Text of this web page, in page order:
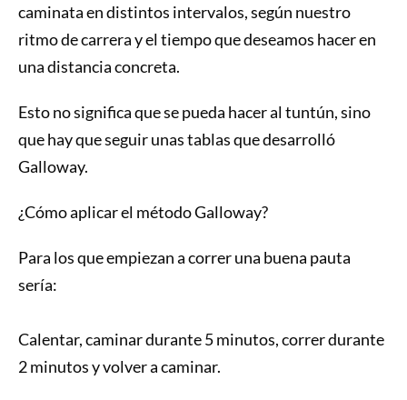
caminata en distintos intervalos, según nuestro
ritmo de carrera y el tiempo que deseamos hacer en
una distancia concreta.
Esto no significa que se pueda hacer al tuntún, sino
que hay que seguir unas tablas que desarrolló
Galloway.
¿Cómo aplicar el método Galloway?
Para los que empiezan a correr una buena pauta
sería:
Calentar, caminar durante 5 minutos, correr durante
2 minutos y volver a caminar.